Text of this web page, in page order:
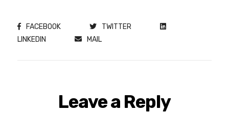
FACEBOOK
TWITTER
LINKEDIN
MAIL
Leave a Reply